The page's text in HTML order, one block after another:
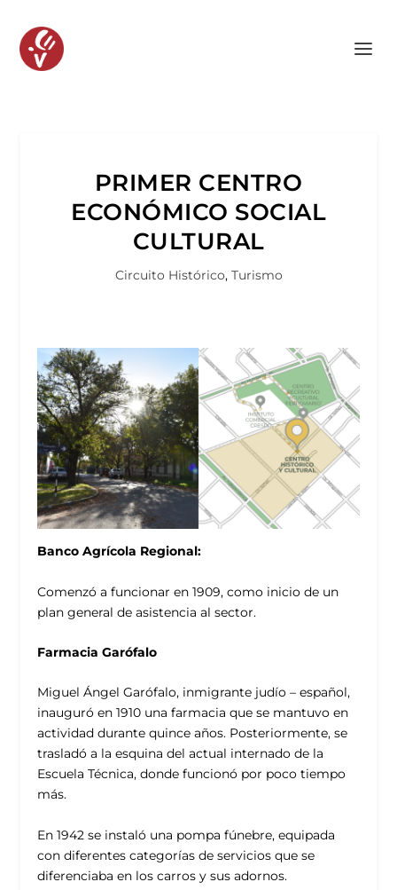
PRIMER CENTRO
ECONÓMICO SOCIAL
CULTURAL
Circuito Histórico, Turismo
Banco Agrícola Regional:
Comenzó a funcionar en 1909, como inicio de un
plan general de asistencia al sector.
Farmacia Garófalo
Miguel Ángel Garófalo, inmigrante judío – español,
inauguró en 1910 una farmacia que se mantuvo en
actividad durante quince años. Posteriormente, se
trasladó a la esquina del actual internado de la
Escuela Técnica, donde funcionó por poco tiempo
más.
En 1942 se instaló una pompa fúnebre, equipada
con diferentes categorías de servicios que se
diferenciaba en los carros y sus adornos.